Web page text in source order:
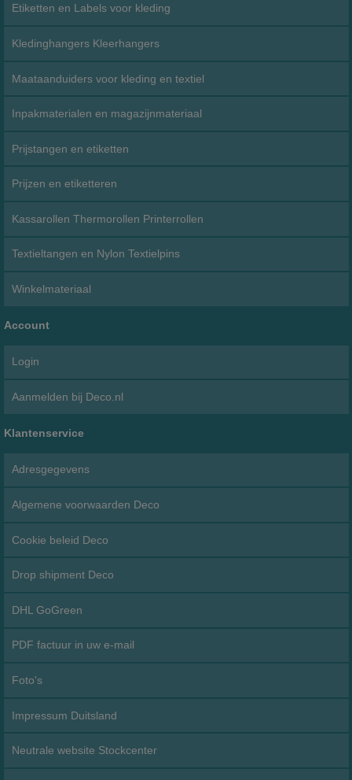
Etiketten en Labels voor kleding
Kledinghangers Kleerhangers
Maataanduiders voor kleding en textiel
Inpakmaterialen en magazijnmateriaal
Prijstangen en etiketten
Prijzen en etiketteren
Kassarollen Thermorollen Printerrollen
Textieltangen en Nylon Textielpins
Winkelmateriaal
Account
Login
Aanmelden bij Deco.nl
Klantenservice
Adresgegevens
Algemene voorwaarden Deco
Cookie beleid Deco
Drop shipment Deco
DHL GoGreen
PDF factuur in uw e-mail
Foto's
Impressum Duitsland
Neutrale website Stockcenter